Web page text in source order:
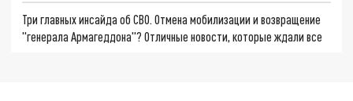
Три главных инсайда об СВО. Отмена мобилизации и возвращение
"генерала Армагеддона"? Отличные новости, которые ждали все